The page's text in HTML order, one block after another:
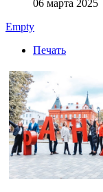
06 марта 2025
Empty
Печать